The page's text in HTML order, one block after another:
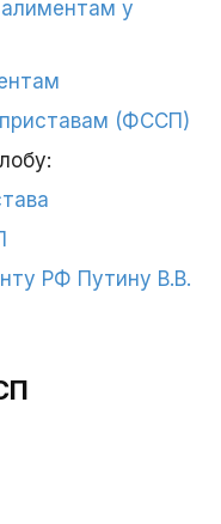
у
(ФССП)
РФ Путину В.В.